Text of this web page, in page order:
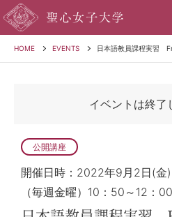
HOME EVENTS 日本語教員課程実習
イベントは終了
公開講座
開催日時：2022年9月2日(金
（毎週金曜）10：50～12：00